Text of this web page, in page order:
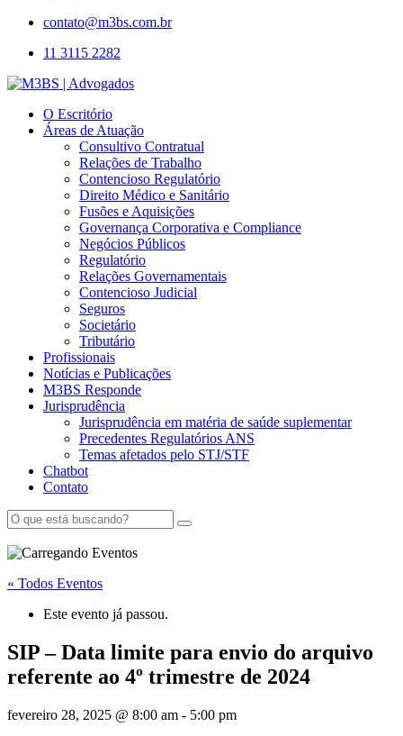
contato@m3bs.com.br
11 3115 2282
O Escritório
Áreas de Atuação
Consultivo Contratual
Relações de Trabalho
Contencioso Regulatório
Direito Médico e Sanitário
Fusões e Aquisições
Governança Corporativa e Compliance
Negócios Públicos
Regulatório
Relações Governamentais
Contencioso Judicial
Seguros
Societário
Tributário
Profissionais
Notícias e Publicações
M3BS Responde
Jurisprudência
Jurisprudência em matéria de saúde suplementar
Precedentes Regulatórios ANS
Temas afetados pelo STJ/STF
Chatbot
Contato
« Todos Eventos
Este evento já passou.
SIP – Data limite para envio do arquivo
referente ao 4º trimestre de 2024
fevereiro 28, 2025 @ 8:00 am - 5:00 pm